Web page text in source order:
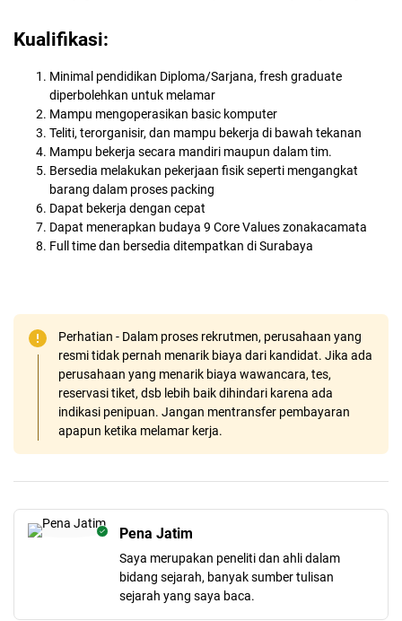
Kualifikasi:
Minimal pendidikan Diploma/Sarjana, fresh graduate
diperbolehkan untuk melamar
Mampu mengoperasikan basic komputer
Teliti, terorganisir, dan mampu bekerja di bawah tekanan
Mampu bekerja secara mandiri maupun dalam tim.
Bersedia melakukan pekerjaan fisik seperti mengangkat
barang dalam proses packing
Dapat bekerja dengan cepat
Dapat menerapkan budaya 9 Core Values zonakacamata
Full time dan bersedia ditempatkan di Surabaya
Perhatian - Dalam proses rekrutmen, perusahaan yang
resmi tidak pernah menarik biaya dari kandidat. Jika ada
perusahaan yang menarik biaya wawancara, tes,
reservasi tiket, dsb lebih baik dihindari karena ada
indikasi penipuan. Jangan mentransfer pembayaran
apapun ketika melamar kerja.
Pena Jatim
Saya merupakan peneliti dan ahli dalam
bidang sejarah, banyak sumber tulisan
sejarah yang saya baca.